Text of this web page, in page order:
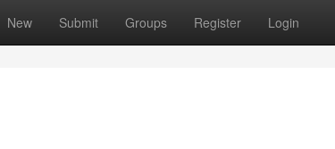
New Submit Groups Register Login